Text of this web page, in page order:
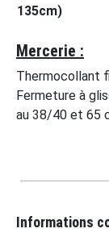
135cm)
Mercerie :
Thermocollant
Fermeture à
au 38/40 et 65
Informations